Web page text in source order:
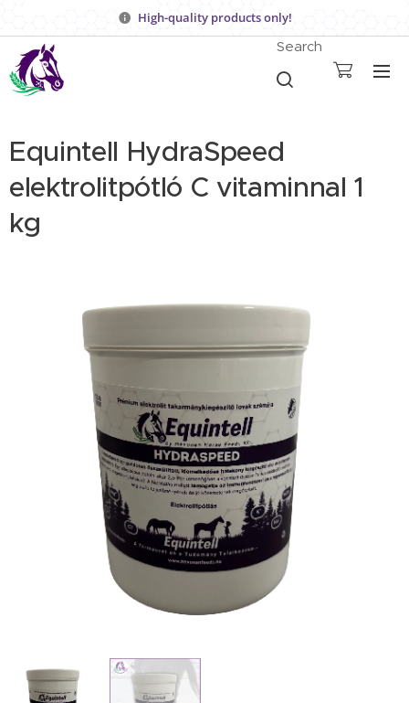
High-quality products only!
Search
Equintell HydraSpeed
elektrolitpótló C vitaminnal 1
kg
Equintell Hydraspeed 1 kg